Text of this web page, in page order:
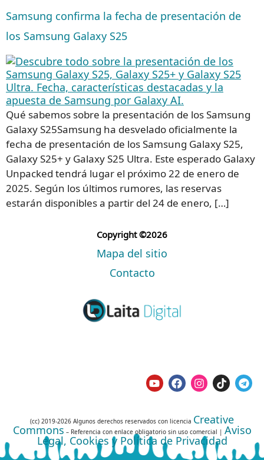
Samsung confirma la fecha de presentación de
los Samsung Galaxy S25
Qué sabemos sobre la presentación de los Samsung
Galaxy S25Samsung ha desvelado oficialmente la
fecha de presentación de los Samsung Galaxy S25,
Galaxy S25+ y Galaxy S25 Ultra. Este esperado Galaxy
Unpacked tendrá lugar el próximo 22 de enero de
2025. Según los últimos rumores, las reservas
estarán disponibles a partir del 24 de enero, […]
Copyright ©2026
Mapa del sitio
Contacto
(cc) 2019-2026 Algunos derechos reservados con licencia Creative
Commons – Referencia con enlace obligatorio sin uso comercial | Aviso
Legal, Cookies y Política de Privacidad